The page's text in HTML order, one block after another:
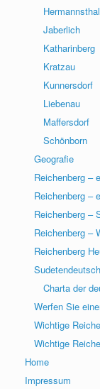
Hermannsthal
Jaberlich
Katharinberg
Kratzau
Kunnersdorf
Liebenau
Maffersdorf
Schönborn
Geografie
Reichenberg –
Reichenberg –
Reichenberg –
Reichenberg –
Reichenberg
Charta der
Werfen Sie
Wichtige
Wichtige
Home
Impressum